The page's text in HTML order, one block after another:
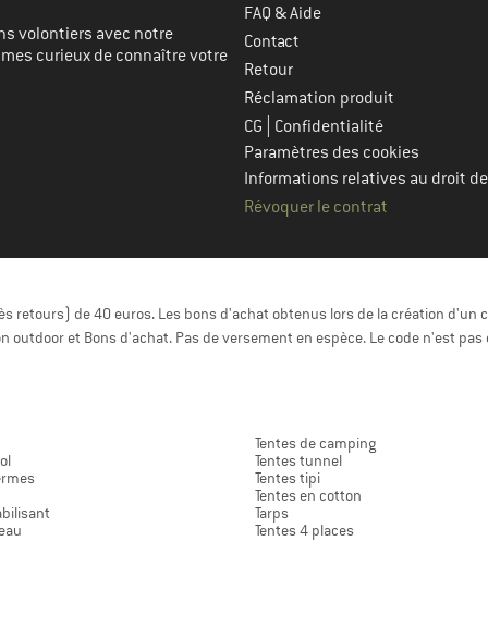
volontiers avec notre
curieux de connaître votre
FAQ & Aide
Contact
Retour
Réclamation produit
CG
Confidentialité
Paramètres des cookies
Informations relatives au droit
Révoquer le contrat
de 40 euros. Les bons d'achat obtenus lors de la création
outdoor et Bons d'achat. Pas de versement en espèce. Le code n'est
Tentes de camping
Tentes tunnel
Tentes tipi
Tentes en cotton
Tarps
Tentes 4 places